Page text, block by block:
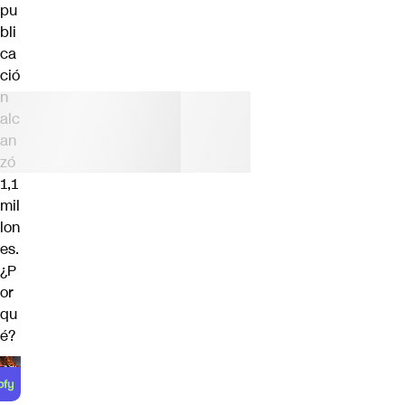
pu
bli
ca
ció
n
alc
an
zó
1,1
mil
lon
es.
¿P
or
qu
é?